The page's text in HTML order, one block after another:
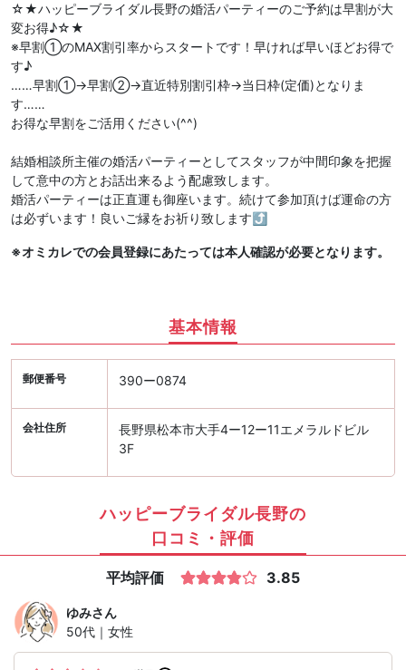
☆★ハッピーブライダル長野の婚活パーティーのご予約は早割が大
変お得♪☆★
※早割①のMAX割引率からスタートです！早ければ早いほどお得で
す♪
……早割①→早割②→直近特別割引枠→当日枠(定価)となりま
す……
お得な早割をご活用ください(^^)
結婚相談所主催の婚活パーティーとしてスタッフが中間印象を把握
して意中の方とお話出来るよう配慮致します。
婚活パーティーは正直運も御座います。続けて参加頂けば運命の方
は必ずいます！良いご縁をお祈り致します⤴︎
※オミカレでの会員登録にあたっては本人確認が必要となります。
基本情報
郵便番号 390ー0874
会社住所
長野県松本市大手4ー12ー11エメラルドビル
3F
ハッピーブライダル長野の
口コミ・評価
平均評価 3.85
ゆみさん
50代｜女性